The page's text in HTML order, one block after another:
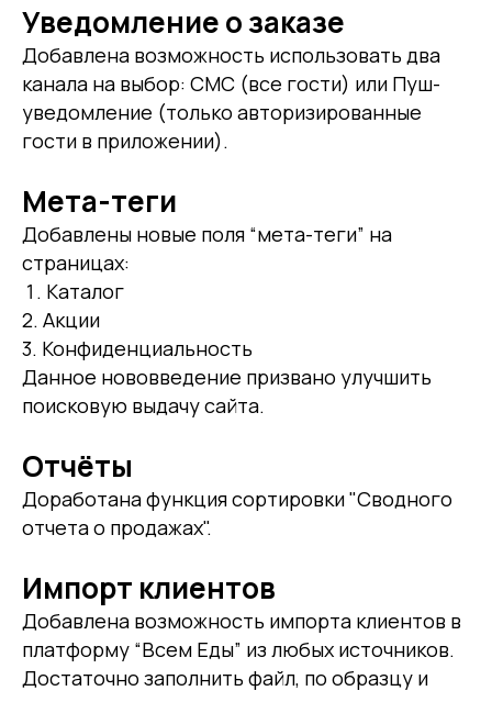
Уведомление о заказе
Добавлена возможность использовать два
канала на выбор: СМС (все гости) или Пуш-
уведомление (только авторизированные
гости в приложении).
Мета-теги
Добавлены новые поля “мета-теги” на
страницах:
Каталог
2. Акции
3. Конфиденциальность
Данное нововведение призвано улучшить
поисковую выдачу сайта.
Отчёты
Доработана функция сортировки "Сводного
отчета о продажах".
Импорт клиентов
Добавлена возможность импорта клиентов в
платформу “Всем Еды” из любых источников.
Достаточно заполнить файл, по образцу и